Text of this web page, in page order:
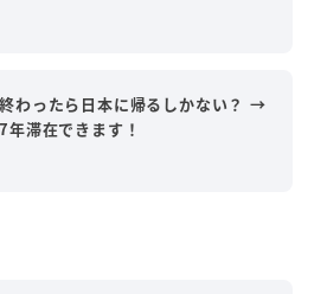
わったら日本に帰るしかない？ →
年滞在できます！